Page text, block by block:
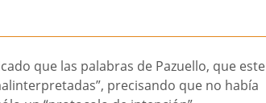
que las palabras de Pazuello, que este
precisando que no había